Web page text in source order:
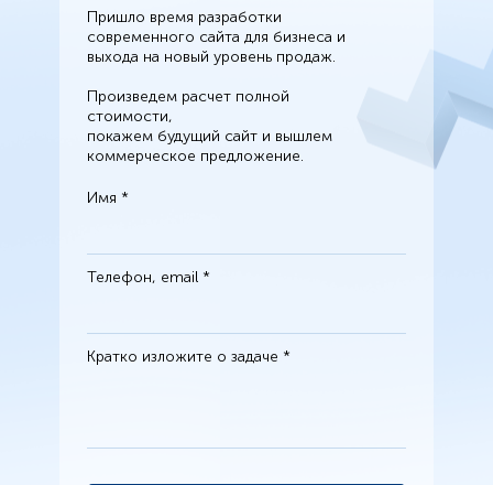
Пришло время разработки
современного сайта для бизнеса и
выхода на новый уровень продаж.
Произведем расчет полной
стоимости,
покажем будущий сайт и вышлем
коммерческое предложение.
Имя *
Телефон, email *
Кратко изложите о задаче *